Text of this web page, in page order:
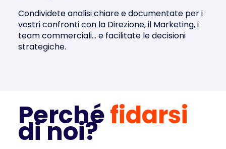
Condividete analisi chiaree documentate per i
vostri confronti con la Direzione, il Marketing, i
team commerciali... e facilitate le decisioni
strategiche.
Perchéfidarsi
di noi?